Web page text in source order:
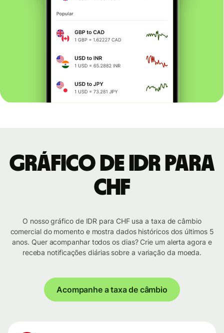
Gráfico de IDR para
CHF
O nosso gráfico de IDR para CHF usa a taxa de câmbio
comercial do momento e mostra dados históricos dos últimos 5
anos. Quer acompanhar todos os dias? Crie um alerta agora e
receba notificações diárias sobre a variação da moeda.
Acompanhe a taxa de câmbio